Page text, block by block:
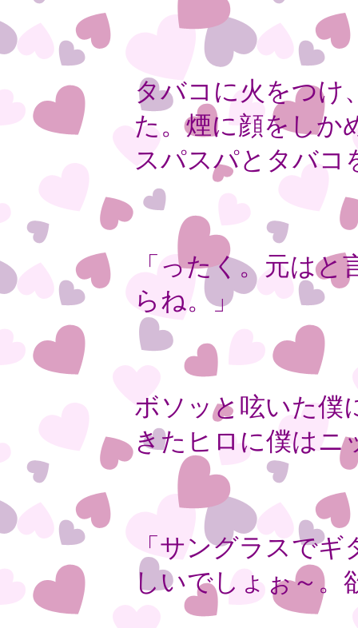
タバコに火をつけ
た。煙に顔をしか
スパスパとタバコ
「ったく。元は
らね。」
ボソッと呟いた僕
きたヒロに僕はニ
「サングラスで
しいでしょぉ～。